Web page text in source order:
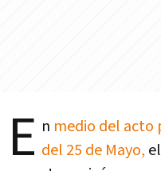
E n medio del acto
del 25 de Mayo, el